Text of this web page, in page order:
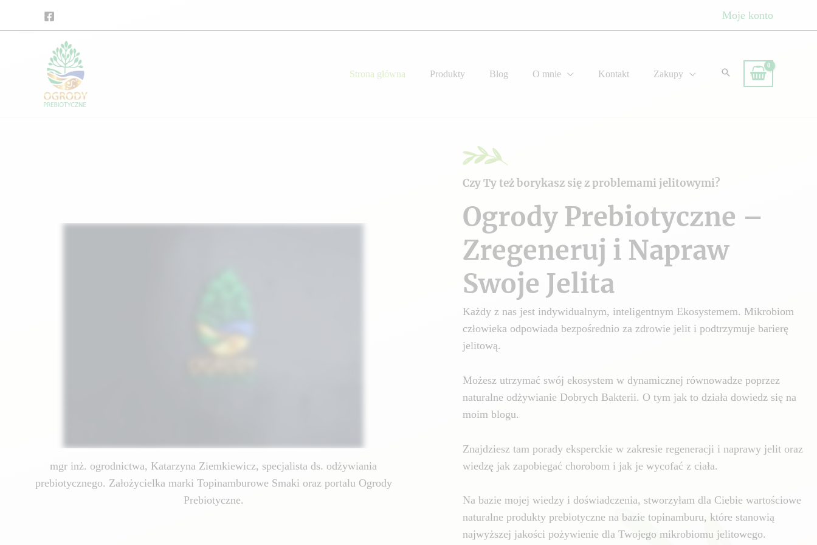
Moje konto
Strona główna Produkty Blog O mnie Kontakt Zakupy
mgr inż. ogrodnictwa, Katarzyna Ziemkiewicz, specjalista ds. odżywiania
prebiotycznego. Założycielka marki Topinamburowe Smaki oraz portalu Ogrody
Prebiotyczne.
Czy Ty też borykasz się z problemami jelitowymi?
Ogrody Prebiotyczne –
Zregeneruj i Napraw
Swoje Jelita
Każdy z nas jest indywidualnym, inteligentnym Ekosystemem. Mikrobiom
człowieka odpowiada bezpośrednio za zdrowie jelit i podtrzymuje barierę
jelitową.
Możesz utrzymać swój ekosystem w dynamicznej równowadze poprzez
naturalne odżywianie Dobrych Bakterii. O tym jak to działa dowiedz się na
moim blogu.
Znajdziesz tam porady eksperckie w zakresie regeneracji i naprawy jelit oraz
wiedzę jak zapobiegać chorobom i jak je wycofać z ciała.
Na bazie mojej wiedzy i doświadczenia, stworzyłam dla Ciebie wartościowe
naturalne produkty prebiotyczne na bazie topinamburu, które stanowią
najwyższej jakości pożywienie dla Twojego mikrobiomu jelitowego.